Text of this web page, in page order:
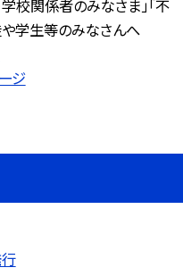
校関係者のみなさま」「不
学生等のみなさんへ
ジ